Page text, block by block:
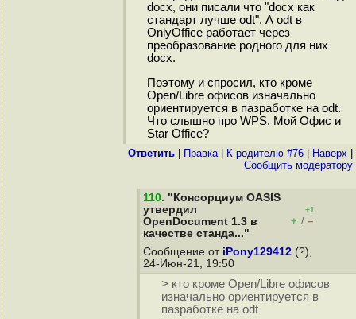
docx, они писали что "docx как
стандарт лучше odt". А odt в
OnlyOffice работает через
преобразование родного для них
docx.
Поэтому и спросил, кто кроме
Open/Libre офисов изначально
ориентируется в пазработке на odt.
Что слышно про WPS, Мой Офис и
Star Office?
Ответить Правка| К родителю #76 Наверх
Cообщить модератору
110. "Консорциум OASIS
утвердил
OpenDocument 1.3 в
качестве станда..."
+1
+ / –
Сообщение от iPony129412 (?),
24-Июн-21, 19:50
> кто кроме Open/Libre офисов
изначально ориентируется в
пазработке на odt